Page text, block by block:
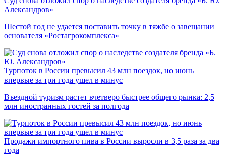
Александров»
Шестой год не удается поставить точку в тяжбе о завещании
основателя «Ростагрокомплекса»
Турпоток в России превысил 43 млн поездок, но июнь
впервые за три года ушел в минус
Въездной туризм растет вчетверо быстрее общего рынка: 2,5
млн иностранных гостей за полгода
Продажи импортного пива в России выросли в 3,5 раза за два
года